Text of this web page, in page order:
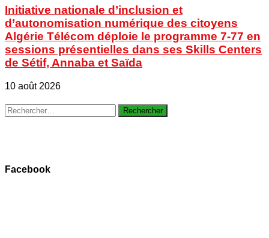
Initiative nationale d’inclusion et
d’autonomisation numérique des citoyens
Algérie Télécom déploie le programme 7-77 en
sessions présentielles dans ses Skills Centers
de Sétif, Annaba et Saïda
10 août 2026
Rechercher :
Facebook